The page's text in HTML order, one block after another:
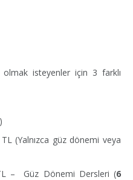
olmak isteyenler için 3 farklı
(Yalnızca güz dönemi veya
– Güz Dönemi Dersleri (6